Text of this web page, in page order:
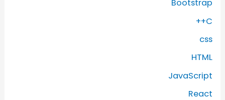
Bootstrap
C++
css
HTML
JavaScript
React